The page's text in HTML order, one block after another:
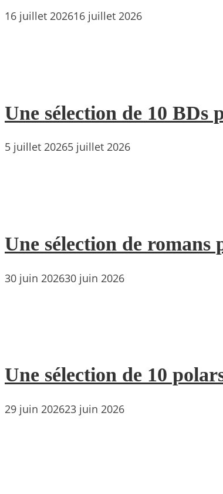
16 juillet 202616 juillet 2026
Une sélection de 10 BDs
5 juillet 20265 juillet 2026
Une sélection de romans
30 juin 202630 juin 2026
Une sélection de 10
29 juin 202623 juin 2026